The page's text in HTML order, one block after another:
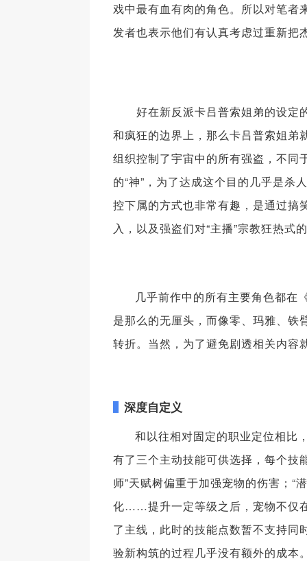
戏中最有血有肉的角色。所以对笔
发者也表示他们有认真考虑过重新把
好在新反派卡吕普索姐弟的设定
和疯狂的边界上，那么卡吕普索姐弟
组织控制了宇宙中的所有强盗，不同
的“神”，为了达成这个目的几乎是杀
控下属的方式也非常有趣，是通过搞
入，以及强盗们对“主播”宗教狂热式
几乎前作中的所有主要角色都在
是那么的无厘头，而像零、玛雅、铁
转折。当然，为了避免剧透相关内容
深度自定义
和以往相对固定的职业定位相比
有了三个主动技能可供选择，每个技
师”天赋树偏重于加强宠物的伤害；“
化……提升一定等级之后，宠物不仅
了主线，此时的技能点数暂不支持同
验新构筑的过程几乎没有额外的成本